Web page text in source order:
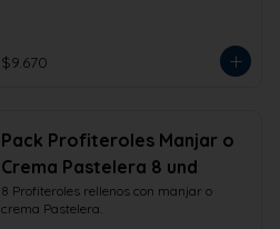
$9.670
Pack Profiteroles Manjar o
Crema Pastelera 8 und
8 Profiteroles rellenos con manjar o
crema Pastelera.